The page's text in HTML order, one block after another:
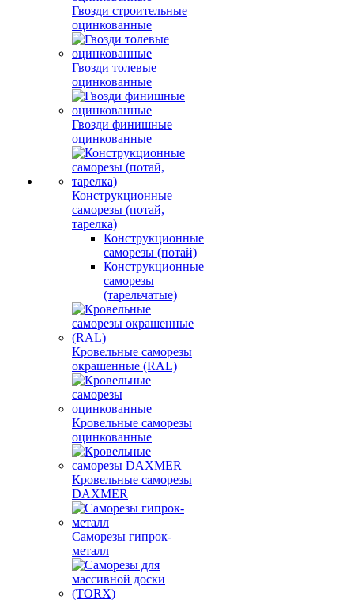
Гвозди строительные
оцинкованные
Гвозди толевые
оцинкованные
Гвозди финишные
оцинкованные
Конструкционные
саморезы (потай,
тарелка)
Конструкционные
саморезы (потай)
Конструкционные
саморезы
(тарельчатые)
Кровельные саморезы
окрашенные (RAL)
Кровельные саморезы
оцинкованные
Кровельные саморезы
DAXMER
Саморезы гипрок-
металл